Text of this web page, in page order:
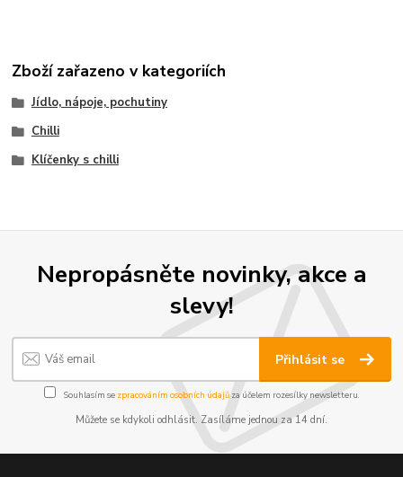
Zboží zařazeno v kategoriích
Jídlo, nápoje, pochutiny
Chilli
Klíčenky s chilli
Nepropásněte novinky, akce a
slevy!
Přihlásit se
Souhlasím se zpracováním osobních údajůza účelem rozesílky newsletteru.
Můžete se kdykoli odhlásit. Zasíláme jednou za 14 dní.